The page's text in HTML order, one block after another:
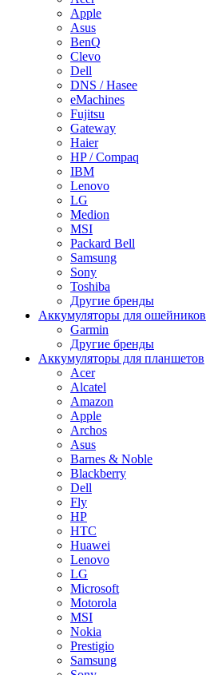
Apple
Asus
BenQ
Clevo
Dell
DNS / Hasee
eMachines
Fujitsu
Gateway
Haier
HP / Compaq
IBM
Lenovo
LG
Medion
MSI
Packard Bell
Samsung
Sony
Toshiba
Другие бренды
Аккумуляторы для ошейников
Garmin
Другие бренды
Аккумуляторы для планшетов
Acer
Alcatel
Amazon
Apple
Archos
Asus
Barnes & Noble
Blackberry
Dell
Fly
HP
HTC
Huawei
Lenovo
LG
Microsoft
Motorola
MSI
Nokia
Prestigio
Samsung